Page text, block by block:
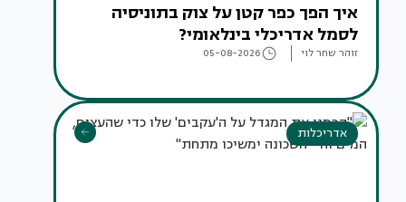
איך הפך כפר קטן על צוק בתוניסיה
לסמל אדריכלי בינלאומי?
זוהר שחר לוי 05-08-2026
אדריכלות